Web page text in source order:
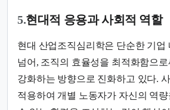
5.현대적 응용과 사회적 역할
현대 산업조직심리학은 단순한 기업
넘어, 조직의 효율성을 최적화함으
강화하는 방향으로 진화하고 있다.
적용하여 개별 노동자가 자신의 역